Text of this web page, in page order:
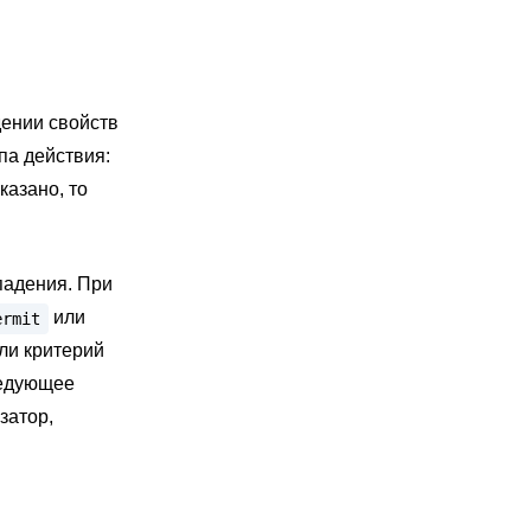
свойств
действия:
то
При
или
критерий